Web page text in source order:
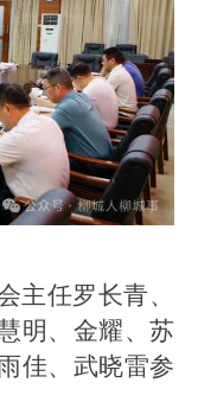
主任罗长青、
明、金耀、苏
佳、武晓雷参